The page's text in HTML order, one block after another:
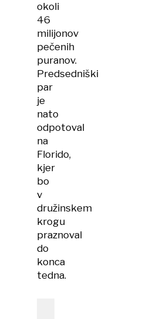
okoli
46
milijonov
pečenih
puranov.
Predsedniški
par
je
nato
odpotoval
na
Florido,
kjer
bo
v
družinskem
krogu
praznoval
do
konca
tedna.